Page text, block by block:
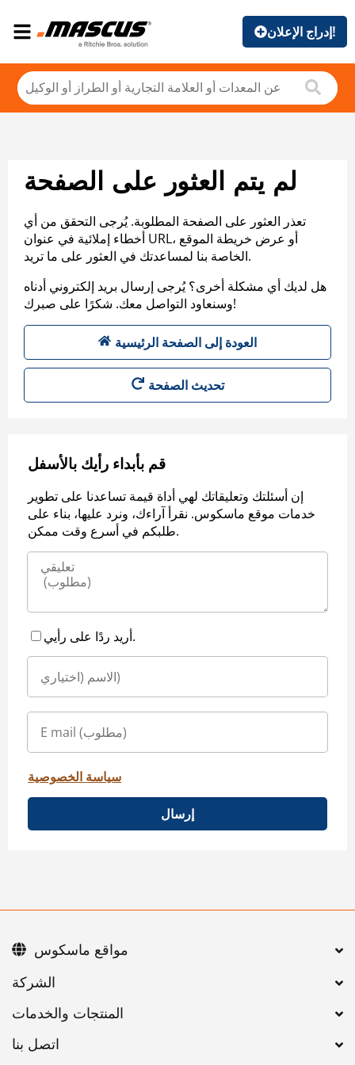
إدراج الإعلان!
لم يتم العثور على الصفحة
تعذر العثور على الصفحة المطلوبة. يُرجى التحقق من أي
أخطاء إملائية في عنوان URL، أو عرض خريطة الموقع
الخاصة بنا لمساعدتك في العثور على ما تريد.
هل لديك أي مشكلة أخرى؟ يُرجى إرسال بريد إلكتروني أدناه
وسنعاود التواصل معك. شكرًا على صبرك!
العودة إلى الصفحة الرئيسية
تحديث الصفحة
قم بأبداء رأيك بالأسفل
إن أسئلتك وتعليقاتك لهي أداة قيمة تساعدنا على تطوير
خدمات موقع ماسكوس. نقرأ آراءك، ونرد عليها، بناء على
طلبكم في أسرع وقت ممكن.
أريد ردًا على رأيي.
سياسة الخصوصية
إرسال
اتصل بنا
مواقع ماسكوس